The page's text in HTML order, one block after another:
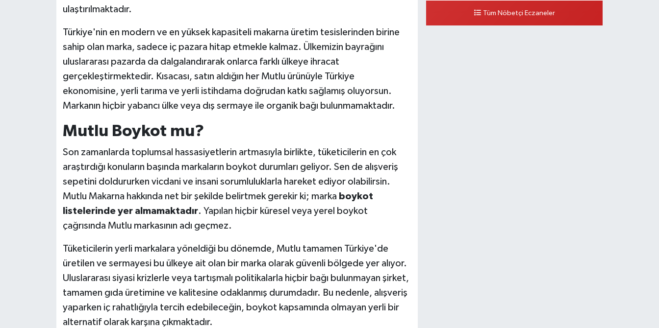
ulaştırılmaktadır.
Türkiye'nin en modern ve en yüksek kapasiteli makarna üretim tesislerinden birine
sahip olan marka, sadece iç pazara hitap etmekle kalmaz. Ülkemizin bayrağını
uluslararası pazarda da dalgalandırarak onlarca farklı ülkeye ihracat
gerçekleştirmektedir. Kısacası, satın aldığın her Mutlu ürünüyle Türkiye
ekonomisine, yerli tarıma ve yerli istihdama doğrudan katkı sağlamış oluyorsun.
Markanın hiçbir yabancı ülke veya dış sermaye ile organik bağı bulunmamaktadır.
Mutlu Boykot mu?
Son zamanlarda toplumsal hassasiyetlerin artmasıyla birlikte, tüketicilerin en çok
araştırdığı konuların başında markaların boykot durumları geliyor. Sen de alışveriş
sepetini doldururken vicdani ve insani sorumluluklarla hareket ediyor olabilirsin.
Mutlu Makarna hakkında net bir şekilde belirtmek gerekir ki; marka boykot
listelerinde yer almamaktadır. Yapılan hiçbir küresel veya yerel boykot
çağrısında Mutlu markasının adı geçmez.
Tüketicilerin yerli markalara yöneldiği bu dönemde, Mutlu tamamen Türkiye'de
üretilen ve sermayesi bu ülkeye ait olan bir marka olarak güvenli bölgede yer alıyor.
Uluslararası siyasi krizlerle veya tartışmalı politikalarla hiçbir bağı bulunmayan şirket,
tamamen gıda üretimine ve kalitesine odaklanmış durumdadır. Bu nedenle, alışveriş
yaparken iç rahatlığıyla tercih edebileceğin, boykot kapsamında olmayan yerli bir
alternatif olarak karşına çıkmaktadır.
Tüm Nöbetçi Eczaneler